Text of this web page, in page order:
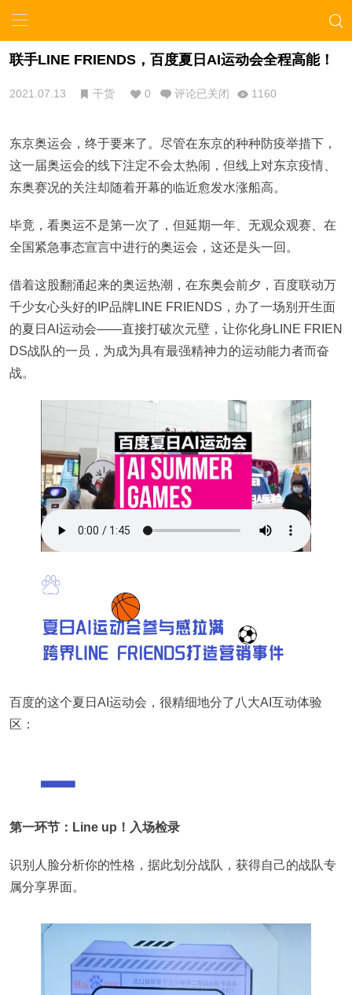
联手LINE FRIENDS，百度夏日AI运动会全程高能！
2021.07.13 干货 0 评论已关闭 1160
东京奥运会，终于要来了。尽管在东京的种种防疫举措下，
这一届奥运会的线下注定不会太热闹，但线上对东京疫情、
东奥赛况的关注却随着开幕的临近愈发水涨船高。
毕竟，看奥运不是第一次了，但延期一年、无观众观赛、在
全国紧急事态宣言中进行的奥运会，这还是头一回。
借着这股翻涌起来的奥运热潮，在东奥会前夕，百度联动万
千少女心头好的IP品牌LINE FRIENDS，办了一场别开生面
的夏日AI运动会——直接打破次元壁，让你化身LINE FRIEN
DS战队的一员，为成为具有最强精神力的运动能力者而奋
战。
百度的这个夏日AI运动会，很精细地分了八大AI互动体验
区：
第一环节：Line up！入场检录
识别人脸分析你的性格，据此划分战队，获得自己的战队专
属分享界面。